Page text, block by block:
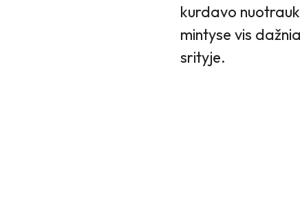
kurdavo
mintyse vis
srityje.